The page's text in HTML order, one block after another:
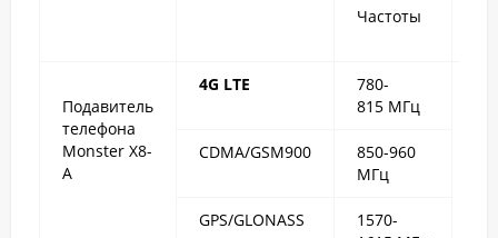
Частоты
Подавитель
телефона
Monster X8-
A
4G LTE
780-
815 МГц
CDMA/GSM900
850-960
МГц
GPS/GLONASS
1570-